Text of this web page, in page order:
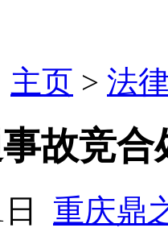
主页 > 法
故竞
重庆鼎